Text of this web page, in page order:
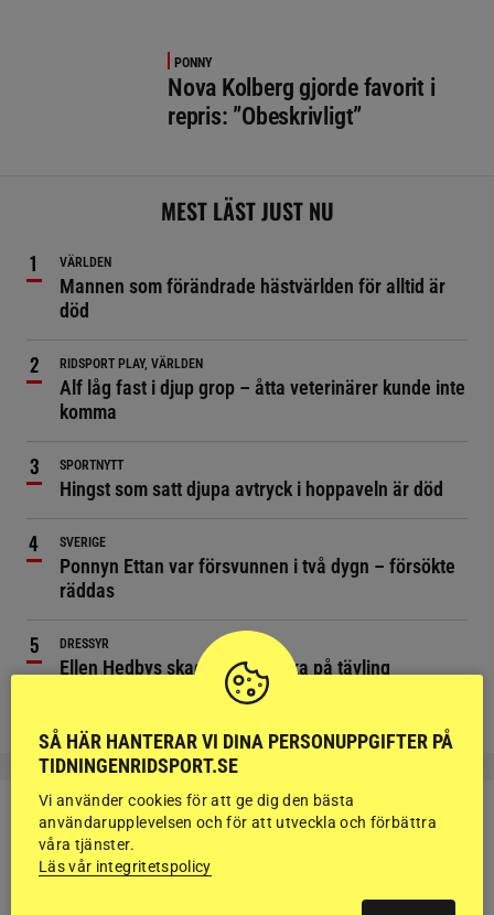
PONNY
Nova Kolberg gjorde favorit i
repris: ”Obeskrivligt”
MEST LÄST JUST NU
VÄRLDEN
Mannen som förändrade hästvärlden för alltid är
död
RIDSPORT PLAY, VÄRLDEN
Alf låg fast i djup grop – åtta veterinärer kunde inte
komma
SPORTNYTT
Hingst som satt djupa avtryck i hoppaveln är död
SVERIGE
Ponnyn Ettan var försvunnen i två dygn – försökte
räddas
DRESSYR
Ellen Hedbys skadad i ridolycka på tävling
SÅ HÄR HANTERAR VI DINA PERSONUPPGIFTER PÅ
TIDNINGENRIDSPORT.SE
Vi använder cookies för att ge dig den bästa
användarupplevelsen och för att utveckla och förbättra
våra tjänster.
Läs vår integritetspolicy